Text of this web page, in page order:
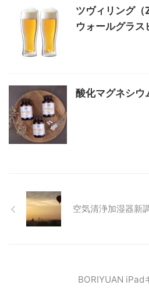
ツヴィリング
ウォールグラ
酸化マグネシウ
空気清浄加湿器新
BORIYUAN iPad